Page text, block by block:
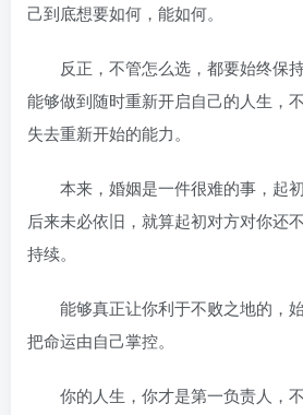
己到底想要如何，能如何。
反正，不管怎么选，都要始终保
能够做到随时重新开启自己的人生，
失去重新开始的能力。
本来，婚姻是一件很难的事，起初
后来未必依旧，就算起初对方对你还
持续。
能够真正让你利于不败之地的，
把命运由自己掌控。
你的人生，你才是第一负责人，